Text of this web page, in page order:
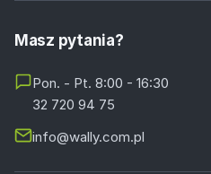
Masz pytania?
Pon. - Pt. 8:00 - 16:30
32 720 94 75
info@wally.com.pl